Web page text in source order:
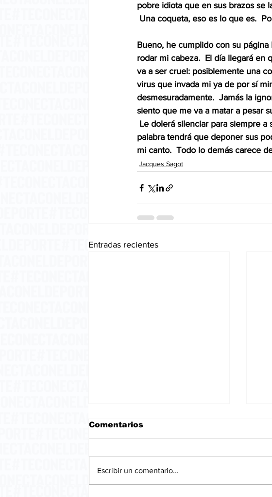
pobre idiota que en sus brazos se
Una coqueta, eso es lo que es.
Bueno, he cumplido con su
rodar mi cabeza.  El día llegará
va a ser cruel: posiblemente una
virus que invada mi ya de por sí
desmesuradamente.  Jamás la
siento que me va a matar a pesar
Le dolerá silenciar para siempre a
palabra tendrá que deponer sus
mi canto.  Todo lo demás carece
Jacques Sagot
Entradas recientes
Comentarios
Escribir un comentario...